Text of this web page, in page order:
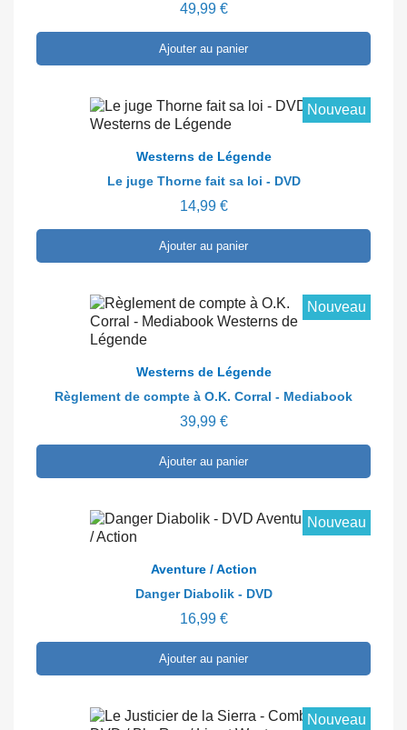
49,99 €
Ajouter au panier
En savoir plus
Nouveau
Westerns de Légende
Le juge Thorne fait sa loi - DVD
14,99 €
Ajouter au panier
En savoir plus
Nouveau
Westerns de Légende
Règlement de compte à O.K. Corral - Mediabook
39,99 €
Ajouter au panier
En savoir plus
Nouveau
Aventure / Action
Danger Diabolik - DVD
16,99 €
Ajouter au panier
Nouveau